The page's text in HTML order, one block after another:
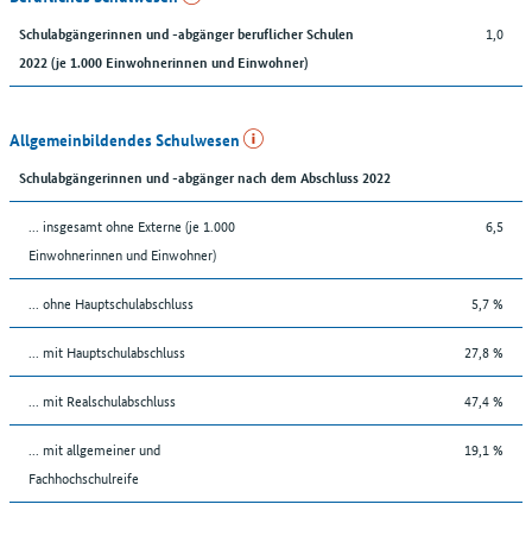
Schulabgängerinnen und -abgänger beruflicher Schulen
2022 (je 1.000 Einwohnerinnen und Einwohner)
1,0
Allgemeinbildendes Schulwesen
Schulabgängerinnen und -abgänger nach dem Abschluss 2022
... insgesamt ohne Externe (je 1.000
Einwohnerinnen und Einwohner)
6,5
... ohne Hauptschulabschluss 5,7 %
... mit Hauptschulabschluss 27,8 %
... mit Realschulabschluss 47,4 %
... mit allgemeiner und
Fachhochschulreife
19,1 %